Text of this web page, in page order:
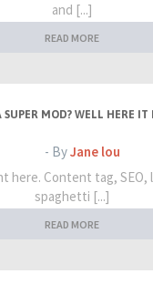
and [...]
READ MORE
SUPER MOD? WELL HERE IT
- ByJane lou
here. Content tag, SEO,
spaghetti [...]
READ MORE